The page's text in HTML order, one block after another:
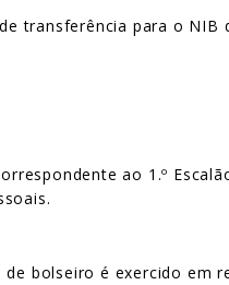
transferência para o
ao 1.º
bolseiro é exercido em